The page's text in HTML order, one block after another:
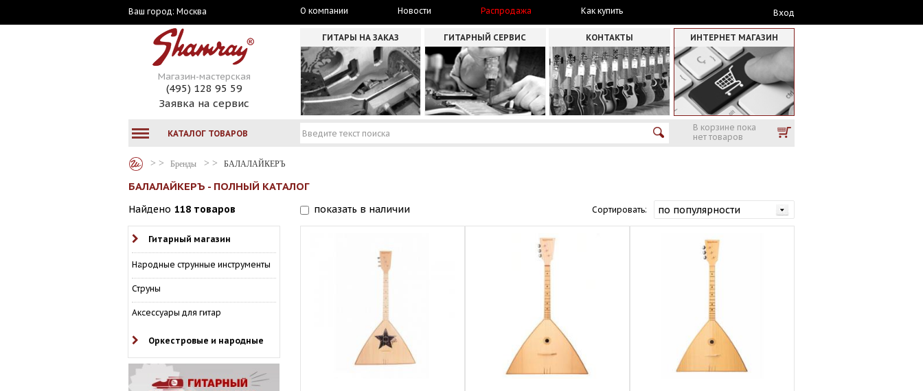
Ваш город: Москва О компании Новости Распродажа Как купить Вход
Магазин-мастерская
(495) 128 95 59
Заявка на сервис
ГИТАРЫ НА ЗАКАЗ ГИТАРНЫЙ СЕРВИС КОНТАКТЫ ИНТЕРНЕТ МАГАЗИН
КАТАЛОГ ТОВАРОВ
В корзине пока
нет товаров
Бренды БАЛАЛАЙКЕРЪ
БАЛАЛАЙКЕРЪ - ПОЛНЫЙ КАТАЛОГ
Найдено 118 товаров показать в наличии Сортировать:
Гитарный магазин
Народные струнные инструменты
Струны
Аксессуары для гитар
Оркестровые и народные